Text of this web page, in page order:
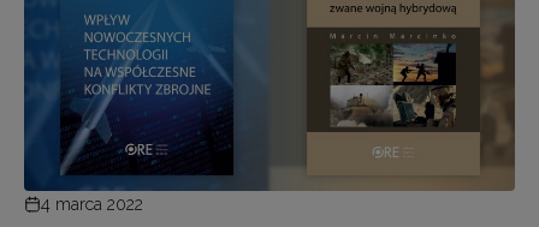
4 marca 2022